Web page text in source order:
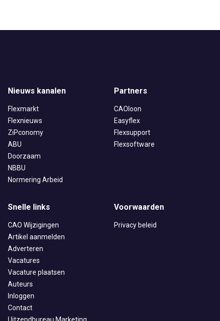
Nieuws kanalen
Flexmarkt
Flexnieuws
ZiPconomy
ABU
Doorzaam
NBBU
Normering Arbeid
Partners
CAOloon
Easyflex
Flexsupport
Flexsoftware
Snelle links
CAO Wijzigingen
Artikel aanmelden
Adverteren
Vacatures
Vacature plaatsen
Auteurs
Inloggen
Contact
Voorwaarden
Privacy beleid